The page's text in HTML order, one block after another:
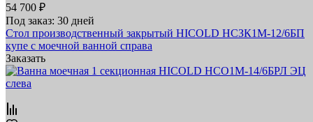
54 700 ₽
Под заказ: 30 дней
Стол производственный закрытый HICOLD НСЗК1М-12/6БП
купе с моечной ванной справа
Заказать